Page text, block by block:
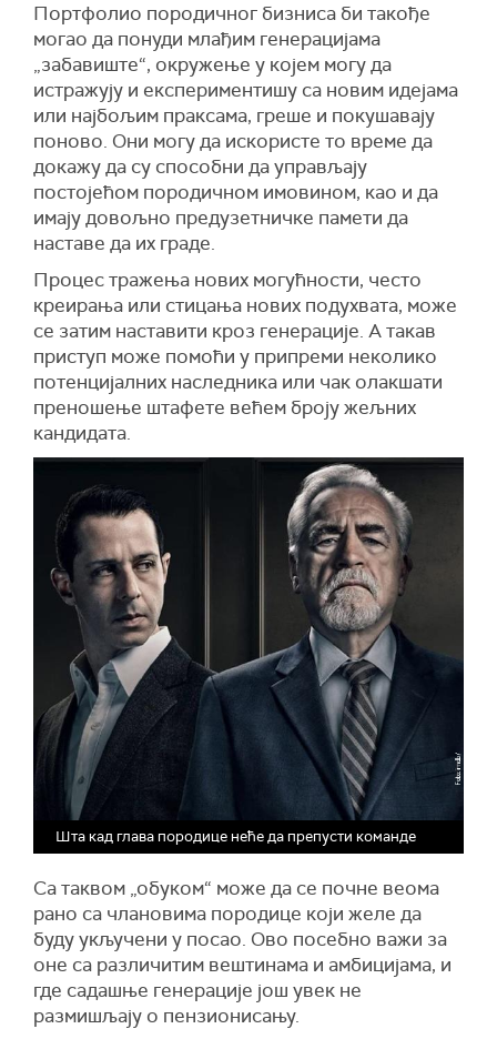
Портфолио породичног бизниса би такође
могао да понуди млађим генерацијама
„забавиште“, окружење у којем могу да
истражују и експериментишу са новим идејама
или најбољим праксама, греше и покушавају
поново. Они могу да искористе то време да
докажу да су способни да управљају
постојећом породичном имовином, као и да
имају довољно предузетничке памети да
наставе да их граде.
Процес тражења нових могућности, често
креирања или стицања нових подухвата, може
се затим наставити кроз генерације. А такав
приступ може помоћи у припреми неколико
потенцијалних наследника или чак олакшати
преношење штафете већем броју жељних
кандидата.
Шта кад глава породице неће да препусти команде
Са таквом „обуком“ може да се почне веома
рано са члановима породице који желе да
буду укључени у посао. Ово посебно важи за
оне са различитим вештинама и амбицијама, и
где садашње генерације још увек не
размишљају о пензионисању.